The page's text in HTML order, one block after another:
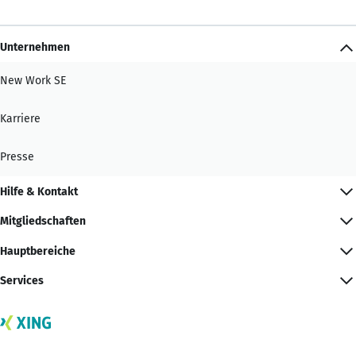
Unternehmen
New Work SE
Karriere
Presse
Hilfe & Kontakt
Mitgliedschaften
Hauptbereiche
Services